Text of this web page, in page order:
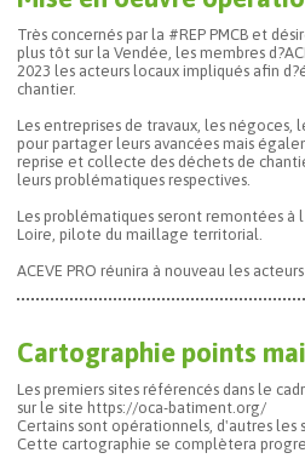
Très concernés par la #REP PMCB et
plus tôt sur la Vendée, les membres
2023 les acteurs locaux impliqués afin
chantier.
Les entreprises de travaux, les négoces,
pour partager leurs avancées mais
reprise et collecte des déchets de
leurs problématiques respectives.
Les problématiques seront remontées à
Loire, pilote du maillage territorial.
ACEVE PRO réunira à nouveau les
Cartographie points
Les premiers sites référencés dans le
sur le site https://oca-batiment.org/
Certains sont opérationnels, d'autres
Cette cartographie se complètera